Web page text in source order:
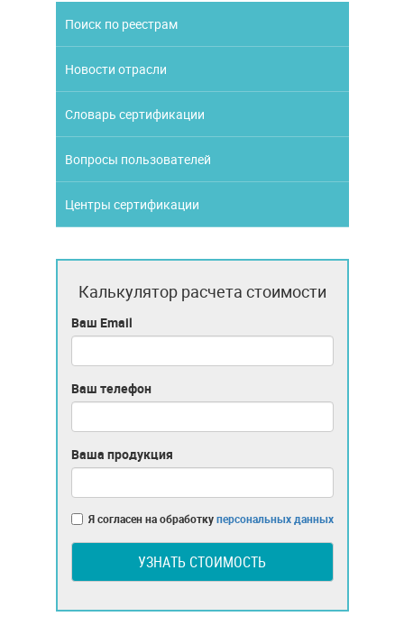
Поиск по реестрам
Новости отрасли
Словарь сертификации
Вопросы пользователей
Центры сертификации
Калькулятор расчета стоимости
Ваш Email
Ваш телефон
Ваша продукция
Я согласен на обработкуперсональных данных
УЗНАТЬ СТОИМОСТЬ